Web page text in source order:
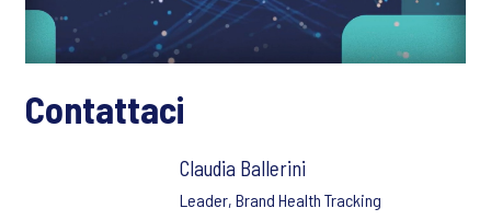
Contattaci
Claudia Ballerini
Leader, Brand Health Tracking